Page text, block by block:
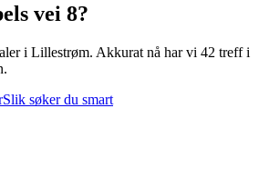
vei 8?
i Lillestrøm. Akkurat nå har vi 42 treff i
Slik søker du smart